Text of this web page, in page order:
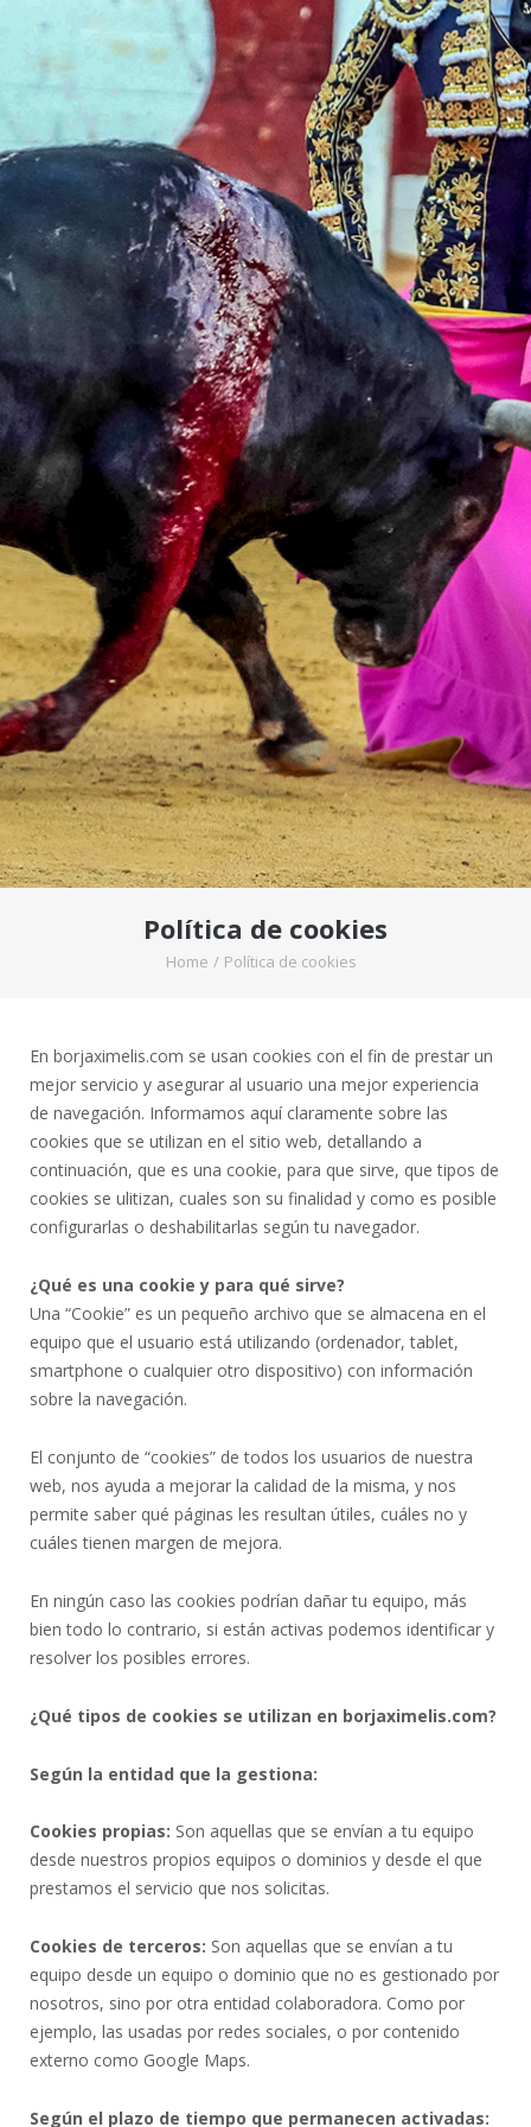
Política de cookies
Home / Política de cookies
En borjaximelis.com se usan cookies con el fin de prestar un
mejor servicio y asegurar al usuario una mejor experiencia
de navegación. Informamos aquí claramente sobre las
cookies que se utilizan en el sitio web, detallando a
continuación, que es una cookie, para que sirve, que tipos de
cookies se ulitizan, cuales son su finalidad y como es posible
configurarlas o deshabilitarlas según tu navegador.
¿Qué es una cookie y para qué sirve?
Una “Cookie” es un pequeño archivo que se almacena en el
equipo que el usuario está utilizando (ordenador, tablet,
smartphone o cualquier otro dispositivo) con información
sobre la navegación.
El conjunto de “cookies” de todos los usuarios de nuestra
web, nos ayuda a mejorar la calidad de la misma, y nos
permite saber qué páginas les resultan útiles, cuáles no y
cuáles tienen margen de mejora.
En ningún caso las cookies podrían dañar tu equipo, más
bien todo lo contrario, si están activas podemos identificar y
resolver los posibles errores.
¿Qué tipos de cookies se utilizan en borjaximelis.com?
Según la entidad que la gestiona:
Cookies propias: Son aquellas que se envían a tu equipo
desde nuestros propios equipos o dominios y desde el que
prestamos el servicio que nos solicitas.
Cookies de terceros: Son aquellas que se envían a tu
equipo desde un equipo o dominio que no es gestionado por
nosotros, sino por otra entidad colaboradora. Como por
ejemplo, las usadas por redes sociales, o por contenido
externo como Google Maps.
Según el plazo de tiempo que permanecen activadas: